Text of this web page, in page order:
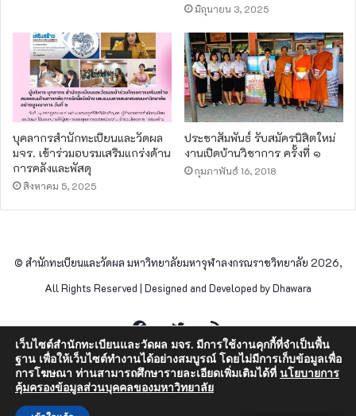
มิถุนายน 3, 2025
บุคลากรสำนักทะเบียนและวัดผล
มจร. เข้าร่วมอบรมเสริมแกร่งด้าน
การคลังและพัสดุ
สิงหาคม 5, 2025
ประชาสัมพันธ์ รับสมัครนิสิตใหม่
งานเปิดบ้านวิชาการ ครั้งที่ ๑
กุมภาพันธ์ 16, 2018
© สำนักทะเบียนและวัดผล มหาวิทยาลัยมหาจุฬาลงกรณราชวิทยาลัย 2026,
All Rights Reserved | Designed and Developed by Dhawara
FacebookTwitterRSS
เว็บไซต์สำนักทะเบียนและวัดผล มจร. มีการใช้งานคุกกี้ที่จำเป็นพื้น
ฐาน เพื่อให้เว็บไซต์ทำงานได้อย่างสมบูรณ์ โดยไม่มีการเก็บข้อมูลเพื่อ
การโฆษณา ท่านสามารถศึกษารายละเอียดเพิ่มเติมได้ที่ นโยบายการ
คุ้มครองข้อมูลส่วนบุคคลของมหาวิทยาลัย